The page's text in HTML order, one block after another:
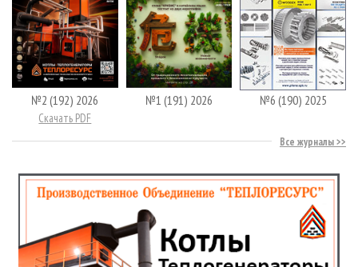
№2 (192) 2026
Скачать PDF
№1 (191) 2026 №6 (190) 2025
Все журналы